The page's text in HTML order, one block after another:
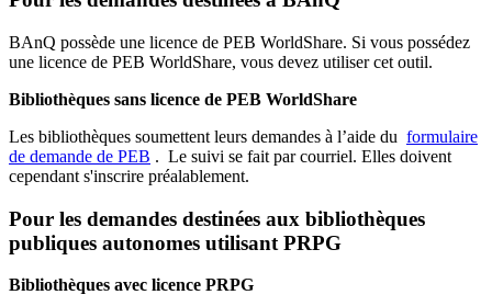
BAnQ possède une licence de PEB WorldShare. Si vous possédez
une licence de PEB WorldShare, vous devez utiliser cet outil.
Bibliothèques sans licence de PEB WorldShare
Les bibliothèques soumettent leurs demandes à l’aide du formulaire
de demande de PEB . Le suivi se fait par courriel. Elles doivent
cependant s'inscrire préalablement.
Pour les demandes destinées aux bibliothèques
publiques autonomes utilisant PRPG
Bibliothèques avec licence PRPG